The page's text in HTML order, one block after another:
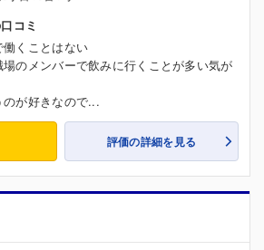
コミ
くことはない
のメンバーで飲みに行くことが多い気が
が好きなので...
評価の詳細を見る